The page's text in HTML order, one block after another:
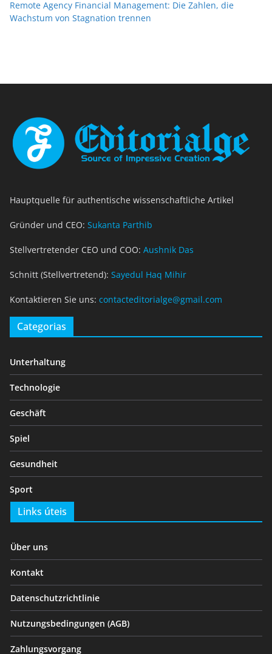
Remote Agency Financial Management: Die Zahlen, die
Wachstum von Stagnation trennen
Hauptquelle für authentische wissenschaftliche Artikel
Gründer und CEO: Sukanta Parthib
Stellvertretender CEO und COO: Aushnik Das
Schnitt (Stellvertretend): Sayedul Haq Mihir
Kontaktieren Sie uns: contacteditorialge@gmail.com
Categorias
Unterhaltung
Technologie
Geschäft
Spiel
Gesundheit
Sport
Links úteis
Über uns
Kontakt
Datenschutzrichtlinie
Nutzungsbedingungen (AGB)
Zahlungsvorgang